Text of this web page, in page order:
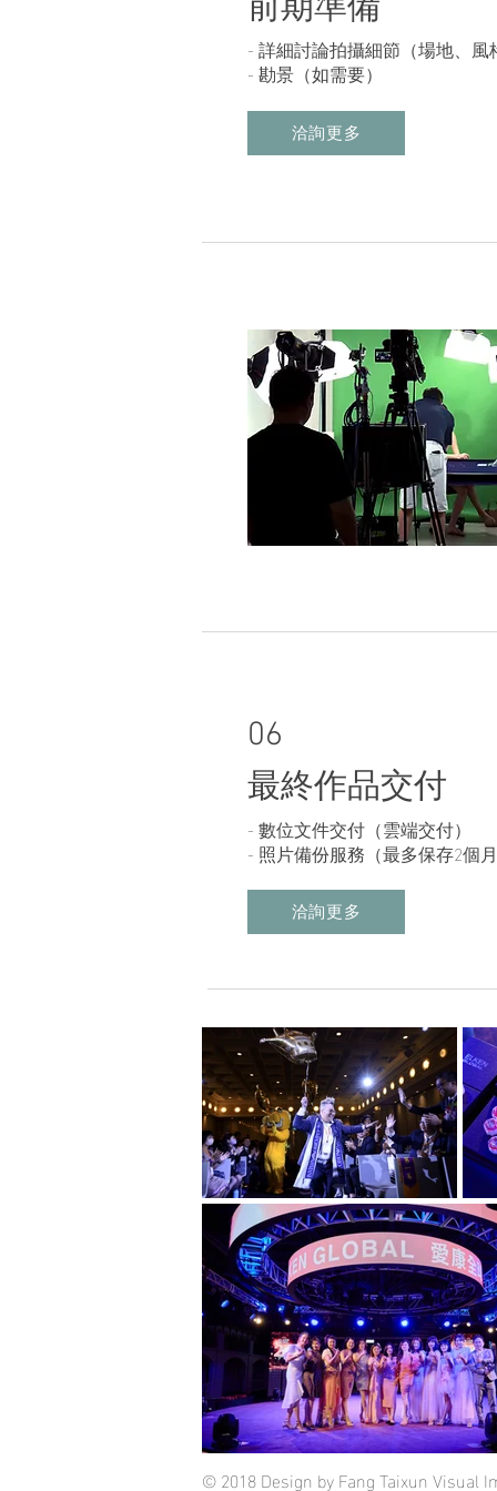
前期準備
- 詳細討論拍攝細節（場地、風
- 勘景（如需要）
洽詢更多
06
最終作品交付
- 數位文件交付（雲端交付）
- 照片備份服務（最多保存2個
洽詢更多
© 2018 Design by Fang Taixun Visual